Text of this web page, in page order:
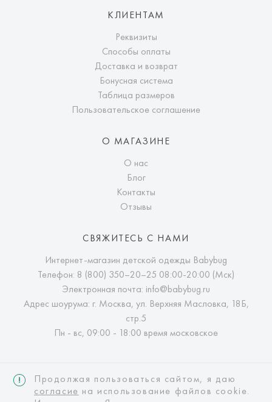
КЛИЕНТАМ
Реквизиты
Способы оплаты
Доставка и возврат
Бонусная система
Таблица размеров
Пользовательское соглашение
О МАГАЗИНЕ
О нас
Блог
Контакты
Отзывы
СВЯЖИТЕСЬ С НАМИ
Интернет-магазин детской одежды Babybug
Телефон: 8 (800) 350–20–25 08:00-20:00 (Мск)
Электронная почта: info@babybug.ru
Адрес шоурума: г. Москва, ул. Верхняя Масловка, 18Б,
стр.5
Пн - вс, 09:00 - 18:00 время московское
Продолжая пользоваться сайтом, я даю
согласие на использование файлов cookie.